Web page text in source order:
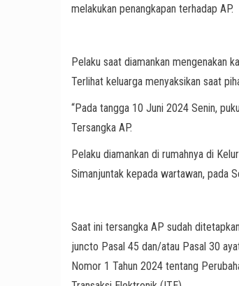
melakukan penangkapan terhadap AP.
Pelaku saat diamankan mengenakan
Terlihat keluarga menyaksikan saat
“Pada tangga 10 Juni 2024 Senin,
Tersangka AP.
Pelaku diamankan di rumahnya di
Simanjuntak kepada wartawan, pada
Saat ini tersangka AP sudah
juncto Pasal 45 dan/atau Pasal 30
Nomor 1 Tahun 2024 tentang